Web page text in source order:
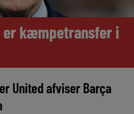
er kæmpetransfer i
United afviser Barça